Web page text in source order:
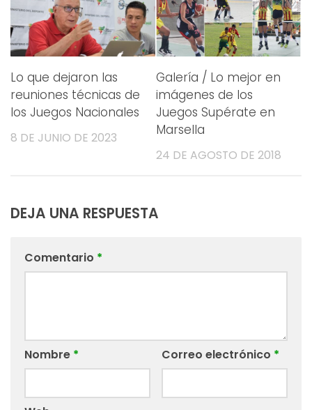
Lo que dejaron las
reuniones técnicas de
los Juegos Nacionales
8 DE JUNIO DE 2023
Galería / Lo mejor en
imágenes de los
Juegos Supérate en
Marsella
24 DE AGOSTO DE 2018
DEJA UNA RESPUESTA
Comentario *
Nombre * Correo electrónico *